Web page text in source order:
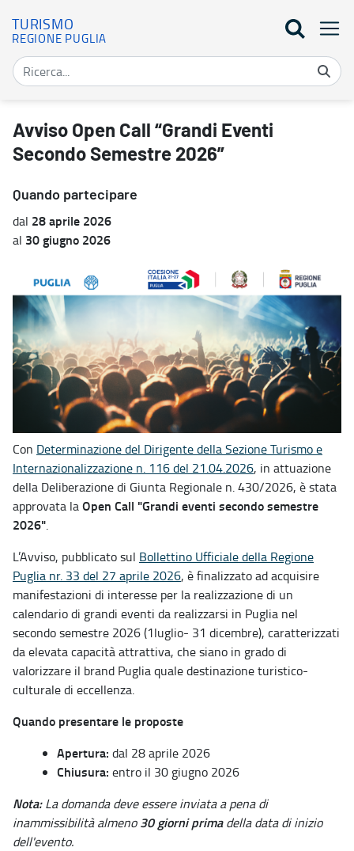
TURISMO
REGIONE PUGLIA
Avviso Open Call “Grandi Eventi Secondo Semestre 2026” -
Avviso Open Call “Grandi Eventi
Secondo Semestre 2026”
Quando partecipare
dal 28 aprile 2026
al 30 giugno 2026
Con Determinazione del Dirigente della Sezione Turismo e
Internazionalizzazione n. 116 del 21.04.2026, in attuazione
della Deliberazione di Giunta Regionale n. 430/2026, è stata
approvata laOpen Call "Grandi eventi secondo semestre
2026".
L’Avviso, pubblicato sul Bollettino Ufficiale della Regione
Puglia nr. 33 del 27 aprile 2026, è finalizzato ad acquisire
manifestazioni di interesse per la realizzazione di un
calendario di grandi eventi da realizzarsi in Puglia nel
secondo semestre 2026 (1luglio- 31 dicembre), caratterizzati
da elevata capacità attrattiva, che siano in grado di
valorizzare il brand Puglia quale destinazione turistico-
culturale di eccellenza.
Quando presentare le proposte
Apertura: dal 28 aprile 2026
Chiusura: entro il 30 giugno 2026
Nota:La domanda deve essere inviata a pena di
inammissibilità almeno30 giorni primadella data di inizio
dell'evento.